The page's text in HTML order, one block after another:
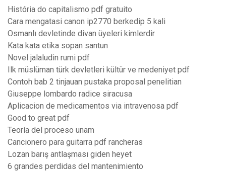
História do capitalismo pdf gratuito
Cara mengatasi canon ip2770 berkedip 5 kali
Osmanlı devletinde divan üyeleri kimlerdir
Kata kata etika sopan santun
Novel jalaludin rumi pdf
Ilk müslüman türk devletleri kültür ve medeniyet pdf
Contoh bab 2 tinjauan pustaka proposal penelitian
Giuseppe lombardo radice siracusa
Aplicacion de medicamentos via intravenosa pdf
Good to great pdf
Teoría del proceso unam
Cancionero para guitarra pdf rancheras
Lozan barış antlaşması giden heyet
6 grandes perdidas del mantenimiento